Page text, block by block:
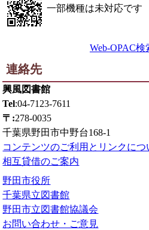
一部機種は未対応です
Web-OPAC
連絡先
興風図書館
Tel:04-7123-7611
〒:278-0035
千葉県野田市中野台168-1
コンテンツのご利用とリンクにつ
相互貸借のご案内
野田市役所
千葉県立図書館
野田市立図書館協議会
お問い合わせ・ご意見